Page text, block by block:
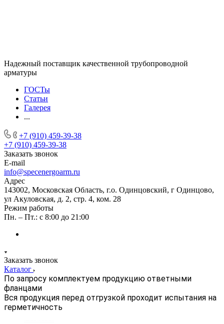
Надежный поставщик качественной трубопроводной
арматуры
ГОСТы
Статьи
Галерея
...
+7 (910) 459-39-38
+7 (910) 459-39-38
Заказать звонок
E-mail
info@specenergoarm.ru
Адрес
143002, Московская Область, г.о. Одинцовский, г Одинцово,
ул Акуловская, д. 2, стр. 4, ком. 28
Режим работы
Пн. – Пт.: с 8:00 до 21:00
Заказать звонок
Каталог
По запросу комплектуем продукцию ответными
фланцами
Вся продукция перед отгрузкой проходит испытания на
герметичность